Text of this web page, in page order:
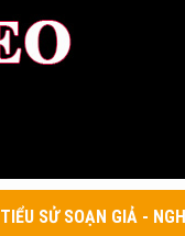
TIỂU SỬ SOẠN GIẢ -